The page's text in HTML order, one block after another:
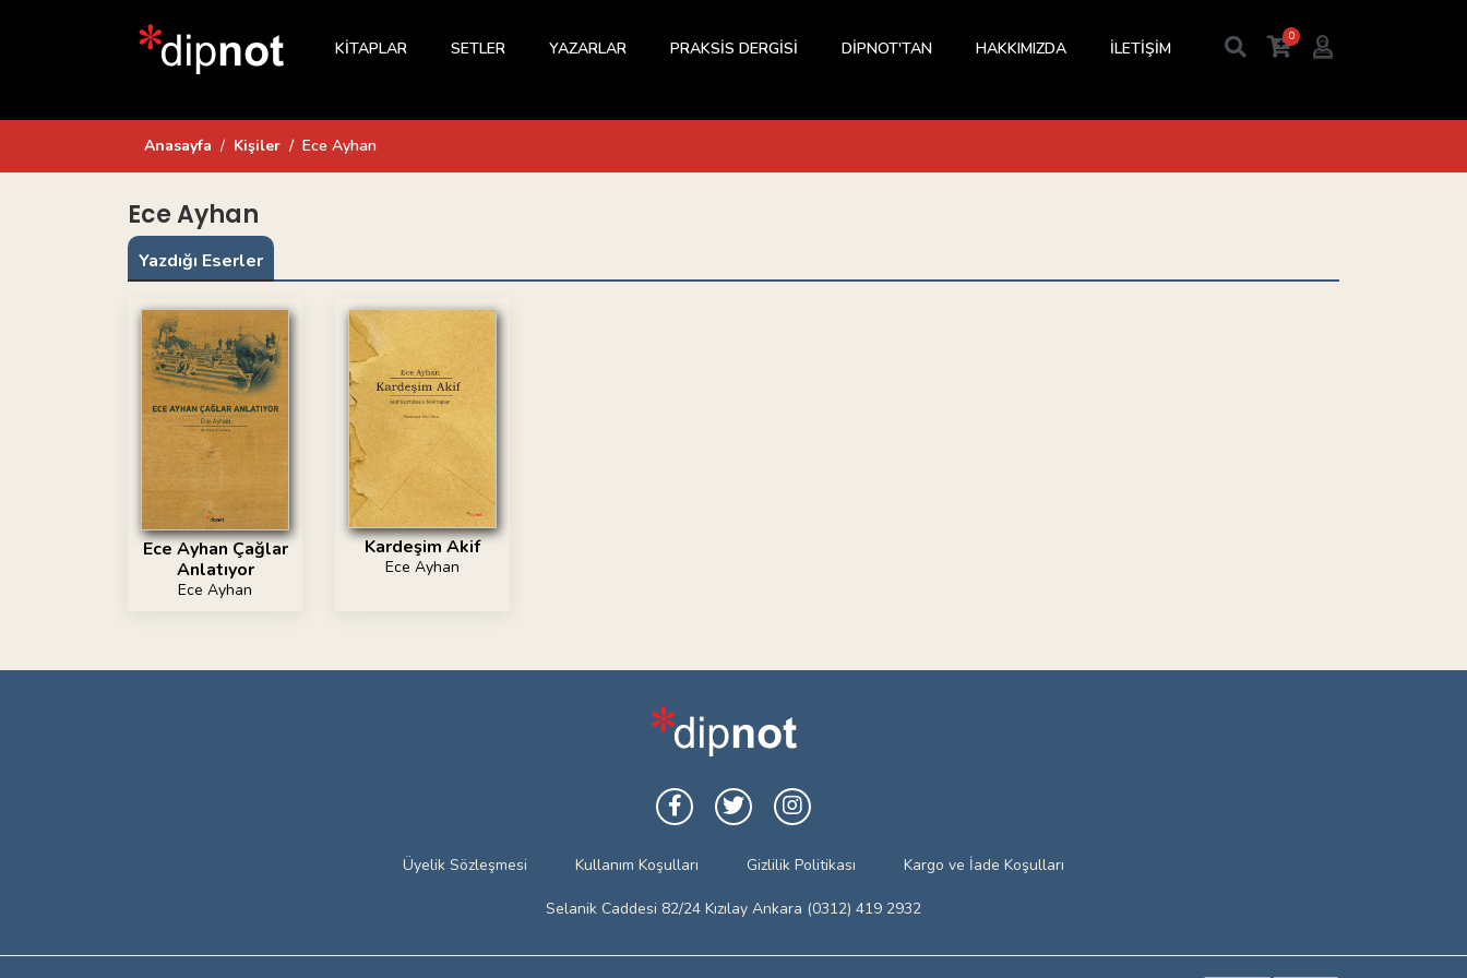
KİTAPLAR SETLER YAZARLAR PRAKSİS DERGİSİ DİPNOT'TAN HAKKIMIZDA İLETİŞİM
0
Anasayfa Kişiler Ece Ayhan
Ece Ayhan
Yazdığı Eserler
Ece Ayhan Çağlar
Anlatıyor
Ece Ayhan
Kardeşim Akif
Ece Ayhan
Üyelik Sözleşmesi Kullanım Koşulları Gizlilik Politikası Kargo ve İade Koşulları
Selanik Caddesi 82/24 Kızılay Ankara (0312) 419 2932